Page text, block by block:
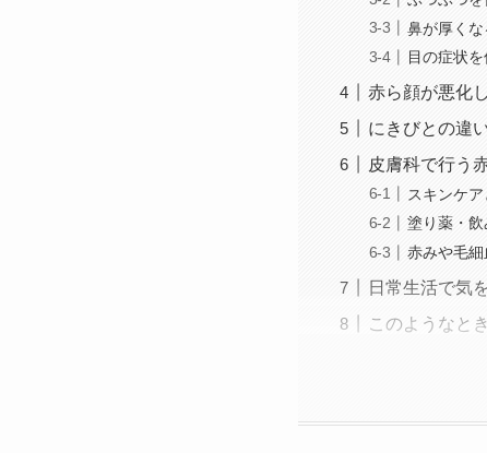
鼻が厚く
目の症状
赤ら顔が悪化
にきびとの違
皮膚科で行う
スキンケ
塗り薬・飲
赤みや毛
日常生活で気
このようなと